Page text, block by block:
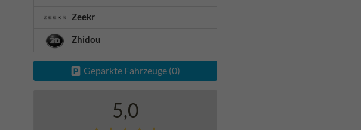
Zeekr
Zhidou
Geparkte Fahrzeuge (0)
5,0